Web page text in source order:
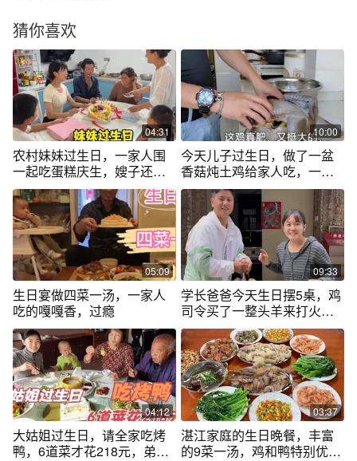
猜你喜欢
04:31
农村妹妹过生日，一家人围
一起吃蛋糕庆生，嫂子还准
备一桌好吃的
10:00
今天儿子过生日，做了一盆
香菇炖土鸡给家人吃，一家
人吃得真香啊
05:09
生日宴做四菜一汤，一家人
吃的嘎嘎香，过瘾
09:33
学长爸爸今天生日摆5桌，鸡
司令买了一整头羊来打火
锅，炖出来的汤特别鲜甜美
味，天气变冷来上一口太暖
和了！牛肉大虾生蚝一起
烫，配上灵魂酱料~亲朋好友
一起吃的好开心，有说有笑
氛围好好#广东 #dou来广东
百千万 #湛江 #家庭日常 #农
村生活
04:12
大姑姐过生日，请全家吃烤
鸭，6道菜才花218元，弟媳
03:37
湛江家庭的生日晚餐，丰富
的9菜一汤，鸡和鸭特别优